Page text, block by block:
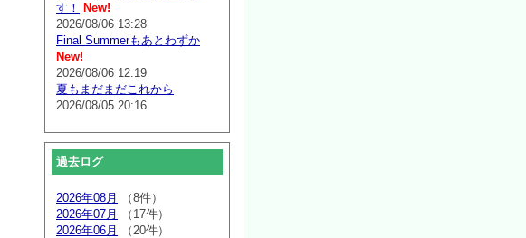
す！
New!
2026/08/06 13:28
Final Summerもあとわずか
New!
2026/08/06 12:19
夏もまだまだこれから
2026/08/05 20:16
過去ログ
2026年08月
（8件）
2026年07月
（17件）
2026年06月
（20件）